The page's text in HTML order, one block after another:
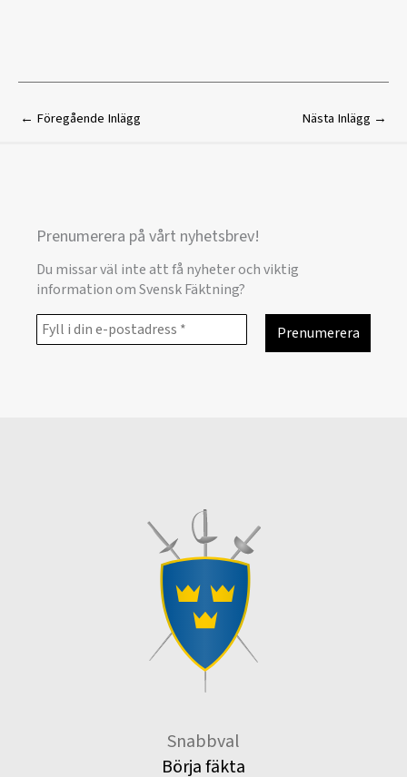
← Föregående Inlägg Nästa Inlägg →
Prenumerera på vårt nyhetsbrev!
Du missar väl inte att få nyheter och viktig
information om Svensk Fäktning?
Snabbval
Börja fäkta